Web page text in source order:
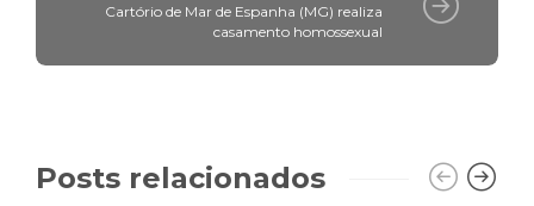
Cartório de Mar de Espanha (MG) realiza
casamento homossexual
Posts relacionados